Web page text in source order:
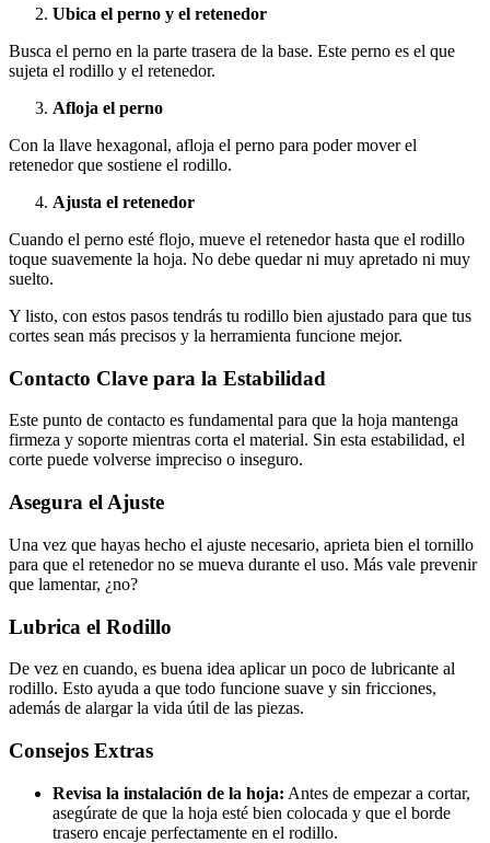
Ubica el perno y el retenedor
Busca el perno en la parte trasera de la base. Este perno es el que
sujeta el rodillo y el retenedor.
Afloja el perno
Con la llave hexagonal, afloja el perno para poder mover el
retenedor que sostiene el rodillo.
Ajusta el retenedor
Cuando el perno esté flojo, mueve el retenedor hasta que el rodillo
toque suavemente la hoja. No debe quedar ni muy apretado ni muy
suelto.
Y listo, con estos pasos tendrás tu rodillo bien ajustado para que tus
cortes sean más precisos y la herramienta funcione mejor.
Contacto Clave para la Estabilidad
Este punto de contacto es fundamental para que la hoja mantenga
firmeza y soporte mientras corta el material. Sin esta estabilidad, el
corte puede volverse impreciso o inseguro.
Asegura el Ajuste
Una vez que hayas hecho el ajuste necesario, aprieta bien el tornillo
para que el retenedor no se mueva durante el uso. Más vale prevenir
que lamentar, ¿no?
Lubrica el Rodillo
De vez en cuando, es buena idea aplicar un poco de lubricante al
rodillo. Esto ayuda a que todo funcione suave y sin fricciones,
además de alargar la vida útil de las piezas.
Consejos Extras
Revisa la instalación de la hoja: Antes de empezar a cortar,
asegúrate de que la hoja esté bien colocada y que el borde
trasero encaje perfectamente en el rodillo.